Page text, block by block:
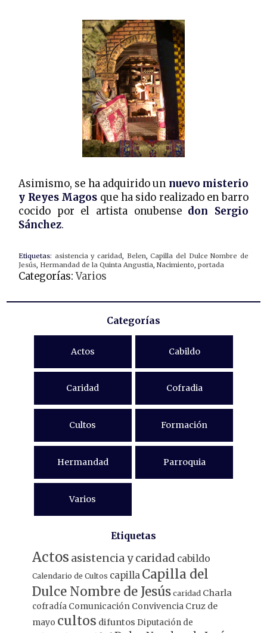
Asimismo, se ha adquirido un nuevo misterio
y Reyes Magos que ha sido realizado en barro
cocido por el artista onubense don Sergio
Sánchez.
Etiquetas: asistencia y caridad, Belen,Capilla del Dulce Nombre de
Jesús, Hermandad de la Quinta Angustia,Nacimiento,portada
Categorías:Varios
Categorías
Actos Cabildo
Caridad Cofradia
Cultos Formación
Hermandad Parroquia
Varios
Etiquetas
Actos asistencia y caridad cabildo
Calendario de Cultos capilla Capilla del
Dulce Nombre de Jesús caridad Charla
cofradía Comunicación Convivencia Cruz de
mayo cultos difuntos Diputación de